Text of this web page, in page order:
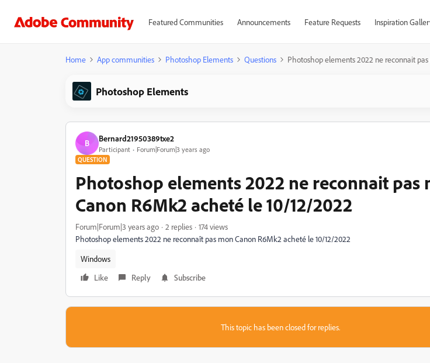
Featured Communities Announcements Feature Requests Inspiration
Home App communities Photoshop Elements Questions Photoshop elements 2022 ne reconnait
Photoshop Elements
B Bernard21950389txe2
Participant Forum|Forum|3 years ago
QUESTION
Photoshop elements 2022 ne reconnait pas
Canon R6Mk2 acheté le 10/12/2022
Forum|Forum|3 years ago 2 replies
174 views
Photoshop elements 2022 ne reconnaît pas mon Canon R6Mk2 acheté le 10/12/2022
Windows
Like
Reply Subscribe
This topic has been closed for replies.